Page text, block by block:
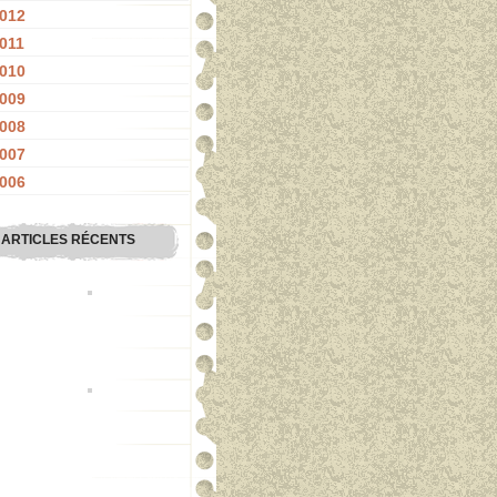
ARTICLES RÉCENTS